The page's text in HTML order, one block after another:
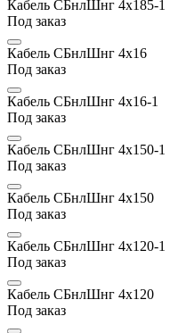
Кабель СБнлШнг 4х185-1
Под заказ
Кабель СБнлШнг 4х16
Под заказ
Кабель СБнлШнг 4х16-1
Под заказ
Кабель СБнлШнг 4х150-1
Под заказ
Кабель СБнлШнг 4х150
Под заказ
Кабель СБнлШнг 4х120-1
Под заказ
Кабель СБнлШнг 4х120
Под заказ